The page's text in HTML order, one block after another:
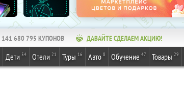
141 680 795 КУПОНОВ ДАВАЙТЕ СДЕЛАЕМ АКЦИЮ!
Дети 54 Отели 21 Туры 16 Авто 8 Обучение 47 Товары 29